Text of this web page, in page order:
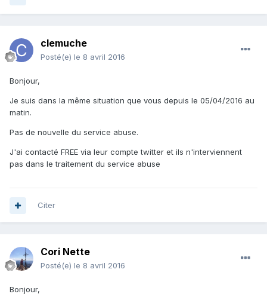
clemuche
Posté(e) le 8 avril 2016
Bonjour,
Je suis dans la même situation que vous depuis le 05/04/2016 au
matin.
Pas de nouvelle du service abuse.
J'ai contacté FREE via leur compte twitter et ils n'interviennent
pas dans le traitement du service abuse
Citer
Cori Nette
Posté(e) le 8 avril 2016
Bonjour,